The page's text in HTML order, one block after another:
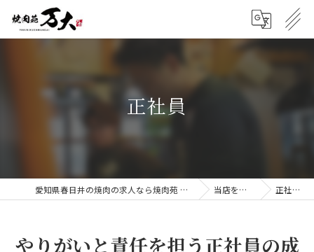
正社員
愛知県春日井の焼肉の求人なら焼肉苑 万大 当店を知る 正社員